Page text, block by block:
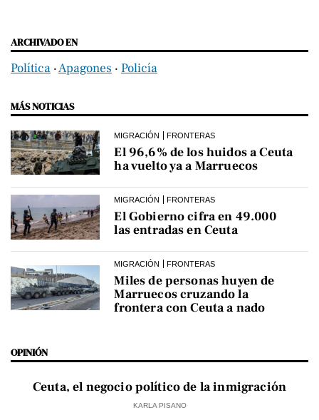
ARCHIVADO EN
Política ‧Apagones ‧ Policía
MÁS NOTICIAS
MIGRACIÓN FRONTERAS
El 96,6% de los huidos a Ceuta
ha vuelto ya a Marruecos
MIGRACIÓN FRONTERAS
El Gobierno cifra en 49.000
las entradas en Ceuta
MIGRACIÓN FRONTERAS
Miles de personas huyen de
Marruecos cruzando la
frontera con Ceuta a nado
OPINIÓN
Ceuta, el negocio político de la inmigración
KARLA PISANO